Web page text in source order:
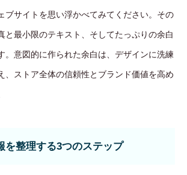
ブサイトを思い浮かべてみてください。その
と最小限のテキスト、そしてたっぷりの余白
。意図的に作られた余白は、デザインに洗練
、ストア全体の信頼性とブランド価値を高め
を整理する3つのステップ